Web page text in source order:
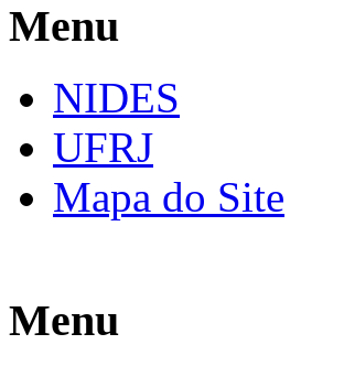
Menu
NIDES
UFRJ
Mapa do Site
Menu